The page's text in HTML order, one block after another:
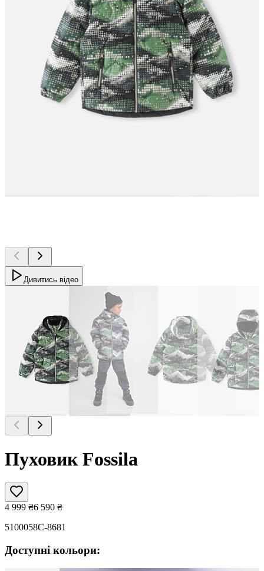
Дивитись відео
Пуховик Fossila
4 999 ₴6 590 ₴
5100058C-8681
Доступні кольори: